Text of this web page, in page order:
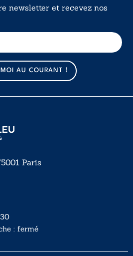
newsletter et recevez nos
m
a
i
l
MOI AU COURANT !
Paris
: fermé